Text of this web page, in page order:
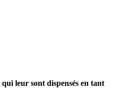
leur sont dispensés en tant